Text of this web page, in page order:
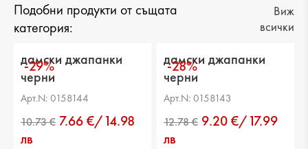
Подобни продукти от същата
категория:
Виж
всички
-29%
дамски джапанки
черни
Арт.N: 0158144
7.66 €/14.98
лв
-28%
дамски джапанки
черни
Арт.N: 0158143
9.20 €/17.99
лв